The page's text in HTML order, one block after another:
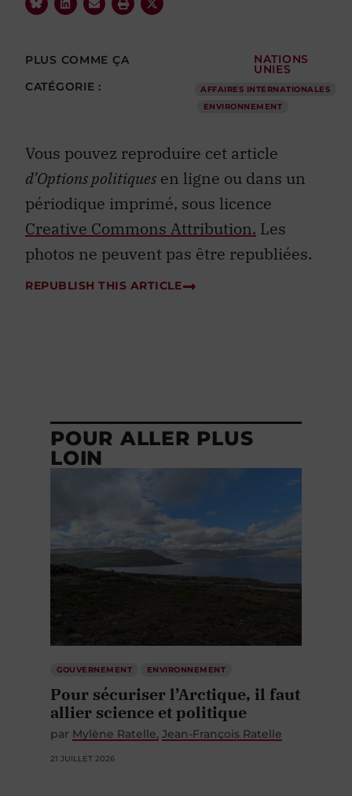
PLUS COMME ÇA
NATIONS
UNIES
CATÉGORIE :
AFFAIRES INTERNATIONALES
ENVIRONNEMENT
Vous pouvez reproduire cet article
d’Options politiques en ligne ou dans un
périodique imprimé, sous licence
Creative Commons Attribution. Les
photos ne peuvent pas être republiées.
REPUBLISH THIS ARTICLE
POUR ALLER PLUS
LOIN
GOUVERNEMENT ENVIRONNEMENT
Pour sécuriser l’Arctique, il faut
allier science et politique
par Mylène Ratelle Jean-François Ratelle
21 JUILLET 2026